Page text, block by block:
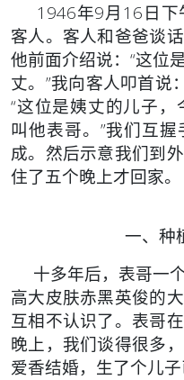
1946年9月16日下
客人。客人和爸爸谈
他前面介绍说：“这位
丈。”我向客人叩首说
“这位是姨丈的儿子
叫他表哥。”我们互
成。然后示意我们到
住了五个晚上才回家。
一、种
十多年后，表哥一
高大皮肤赤黑英俊的
互相不认识了。表哥
晚上，我们谈得很多
爱香结婚，生了个儿